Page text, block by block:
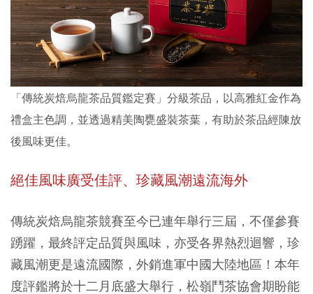
「傳統炭焙烏龍茶品質鑑定賽」分級茶品，以高雅紅金作為
禮盒主色調，並透過精美陶甕盛裝茶葉，有助於茶品經陳放
後風味更佳。
絕佳風味廣受佳評、珍藏風潮遠流海外
傳統炭焙烏龍茶競賽至今已連年舉行三屆，不僅參賽
踴躍，最終評定品質與風味，亦受各界熱烈迴響，珍
藏風潮更是遠流國際，外銷進軍中國大陸地區！本年
度評鑑將於十二月底盛大舉行，松嶺鬥茶協會期盼能